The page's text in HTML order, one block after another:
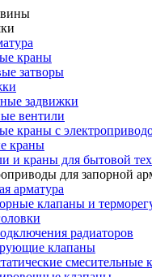
краны
затворы
задвижки
вентили
краны с
краны
и краны для бытовой
для запорной
арматура
клапаны и
радиаторов
клапаны
смесительные